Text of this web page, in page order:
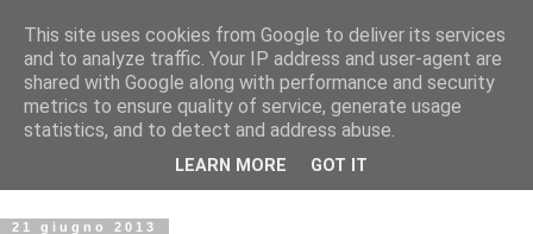
Archivio Kubrick: Blog
Commenti e notizie su Stanley Kubrick.
Segnalazione di eventi, nuovi libri in uscita, recensioni,
mostre e appuntamenti.
21 giugno 2013
This site uses cookies from Google to deliver its services
and to analyze traffic. Your IP address and user-agent are
shared with Google along with performance and security
metrics to ensure quality of service, generate usage
statistics, and to detect and address abuse.
LEARN MORE GOT IT